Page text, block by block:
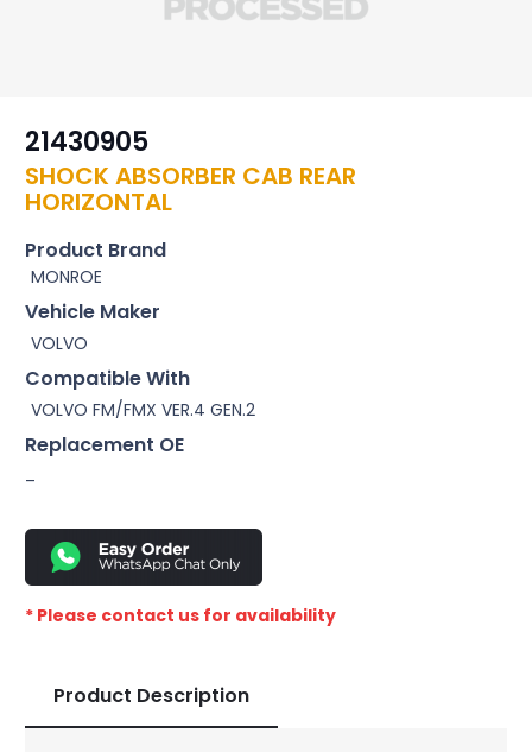
21430905
SHOCK ABSORBER CAB REAR
HORIZONTAL
Product Brand
MONROE
Vehicle Maker
VOLVO
Compatible With
VOLVO FM/FMX VER.4 GEN.2
Replacement OE
–
* Please contact us for availability
Product Description